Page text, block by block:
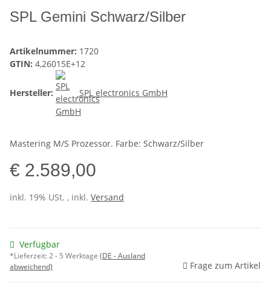
SPL Gemini Schwarz/Silber
Artikelnummer: 1720
GTIN: 4,26015E+12
Hersteller: SPL electronics GmbH
Mastering M/S Prozessor. Farbe: Schwarz/Silber
€ 2.589,00
inkl. 19% USt. , inkl. Versand
Verfügbar
*Lieferzeit:2 - 5 Werktage (DE - Ausland
abweichend)
Frage zum Artikel